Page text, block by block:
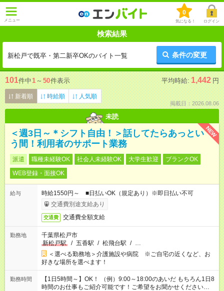
メニュー
0
気になる！ ログイン
検索結果
新松戸で既卒・第二新卒OKのバイト一覧 条件の変更
101件中1 ～ 50件表示 平均時給: 1,442 円
新着順 時給順 人気順
掲載日：2026.08.06
未読
NEW
＜週3日～＊シフト自由！＞話してたらあっとい
う間！利用者のサポート業務
派遣 職種未経験OK 社会人未経験OK 大学生歓迎
ブランクOK
WEB登録・面接OK
給与
時給1550円～ ■日払いOK（規定あり）※即日払い不可
交通費別途支給あり
交通費 交通費全額支給
勤務地
千葉県松戸市
新松戸駅
/ 五香駅 / 松飛台駅 / …
＜選べる勤務地＞介護施設や病院 ※ご自宅の近くなど、お
好きな場所を選べます！
勤務時間
【1日5時間～】OK！ （例）9:00～18:00のあいだ もちろん1日8
時間のお仕事もご紹介可能です！ご希望をお聞かせください！